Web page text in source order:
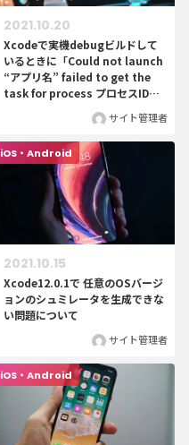
Xcodeで実機debugビルドして
いるときに「Could not launch
“アプリ名” failed to get the
task for process プロセスID」
2021.10.20
サイト管理者
iOS・Android
Xcode12.0.1で 任意のOSバージ
ョンのシュミレータを生成できな
い問題について
2021.10.15
サイト管理者
iOS・Android